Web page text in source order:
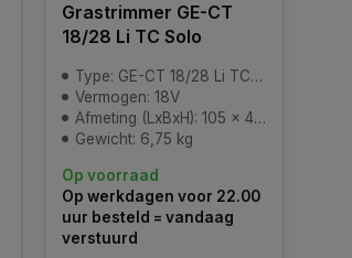
Grastrimmer GE-CT
18/28 Li TC Solo
Type: GE-CT 18/28 Li TC-Solo
Vermogen: 18V
Afmeting (LxBxH): 105 x 41 x 20 cm (verpakking)
Gewicht: 6,75 kg
Op voorraad
Op werkdagen voor 22.00
uur besteld = vandaag
verstuurd